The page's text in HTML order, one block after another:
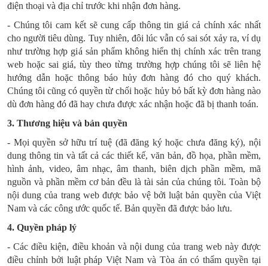
điện thoại và địa chỉ trước khi nhận đơn hàng.
- Chúng tôi cam kết sẽ cung cấp thông tin giá cả chính xác nhất
cho người tiêu dùng. Tuy nhiên, đôi lúc vẫn có sai sót xảy ra, ví dụ
như trường hợp giá sản phẩm không hiển thị chính xác trên trang
web hoặc sai giá, tùy theo từng trường hợp chúng tôi sẽ liên hệ
hướng dẫn hoặc thông báo hủy đơn hàng đó cho quý khách.
Chúng tôi cũng có quyền từ chối hoặc hủy bỏ bất kỳ đơn hàng nào
dù đơn hàng đó đã hay chưa được xác nhận hoặc đã bị thanh toán.
3. Thương hiệu và bản quyền
- Mọi quyền sở hữu trí tuệ (đã đăng ký hoặc chưa đăng ký), nội
dung thông tin và tất cả các thiết kế, văn bản, đồ họa, phần mềm,
hình ảnh, video, âm nhạc, âm thanh, biên dịch phần mềm, mã
nguồn và phần mềm cơ bản đều là tài sản của chúng tôi. Toàn bộ
nội dung của trang web được bảo vệ bởi luật bản quyền của Việt
Nam và các công ước quốc tế. Bản quyền đã được bảo lưu.
4. Quyền pháp lý
- Các điều kiện, điều khoản và nội dung của trang web này được
điều chỉnh bởi luật pháp Việt Nam và Tòa án có thẩm quyền tại